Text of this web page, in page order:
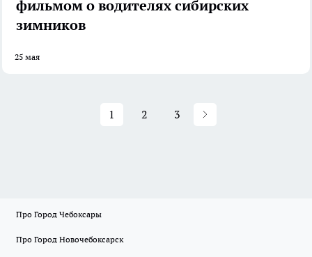
фильмом о водителях сибирских
зимников
25 мая
1 2 3
Про Город Чебоксары
Про Город Новочебоксарск